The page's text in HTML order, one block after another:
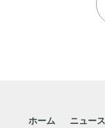
ホーム ニュー